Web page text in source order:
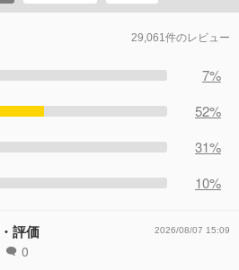
29,061件のレビュー
7%
52%
31%
10%
評価
0
2026/08/07 15:09